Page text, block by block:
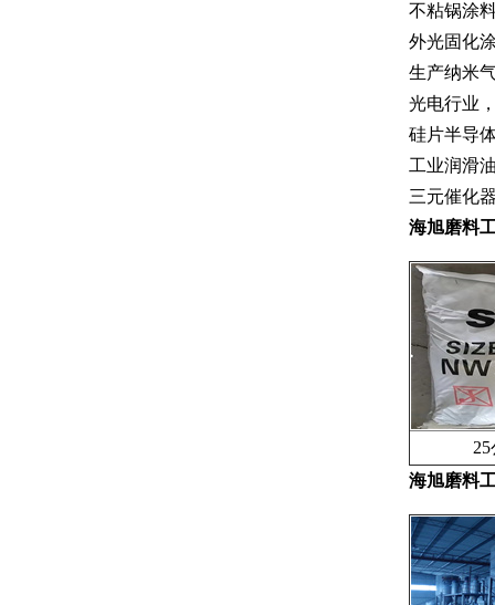
不粘锅涂
外光固化
生产纳米
光电行业
硅片半导
工业润滑
三元催化
海旭磨料
25公
海旭磨料